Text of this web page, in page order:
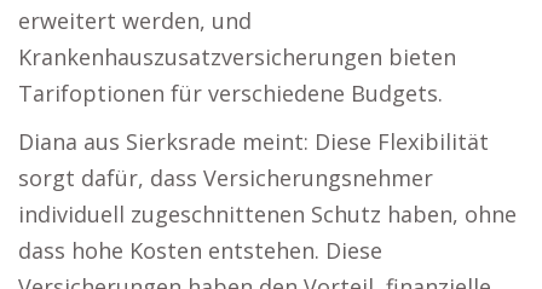
erweitert werden, und
Krankenhauszusatzversicherungen bieten
Tarifoptionen für verschiedene Budgets.
Diana aus Sierksrade meint: Diese Flexibilität
sorgt dafür, dass Versicherungsnehmer
individuell zugeschnittenen Schutz haben, ohne
dass hohe Kosten entstehen. Diese